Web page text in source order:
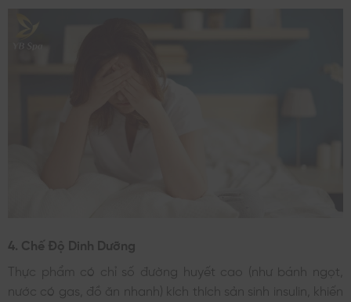
4. Chế Độ Dinh Dưỡng
Thực phẩm có chỉ số đường huyết cao (như bánh ngọt,
nước có gas, đồ ăn nhanh) kích thích sản sinh insulin, khiến